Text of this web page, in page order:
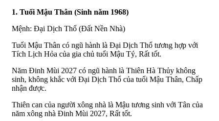
1. Tuổi Mậu Thân (Sinh năm 1968)
Mệnh: Đại Dịch Thổ (Đất Nền Nhà)
Tuổi Mậu Thân có ngũ hành là Đại Dịch Thổ tương hợp với
Tích Lịch Hỏa của gia chủ tuổi Mậu Tý, Rất tốt.
Năm Đinh Mùi 2027 có ngũ hành là Thiên Hà Thủy không
sinh, không khắc với Đại Dịch Thổ của tuổi Mậu Thân, Chấp
nhận được.
Thiên can của người xông nhà là Mậu tương sinh với Tân của
năm xông nhà Đinh Mùi 2027, Rất tốt.